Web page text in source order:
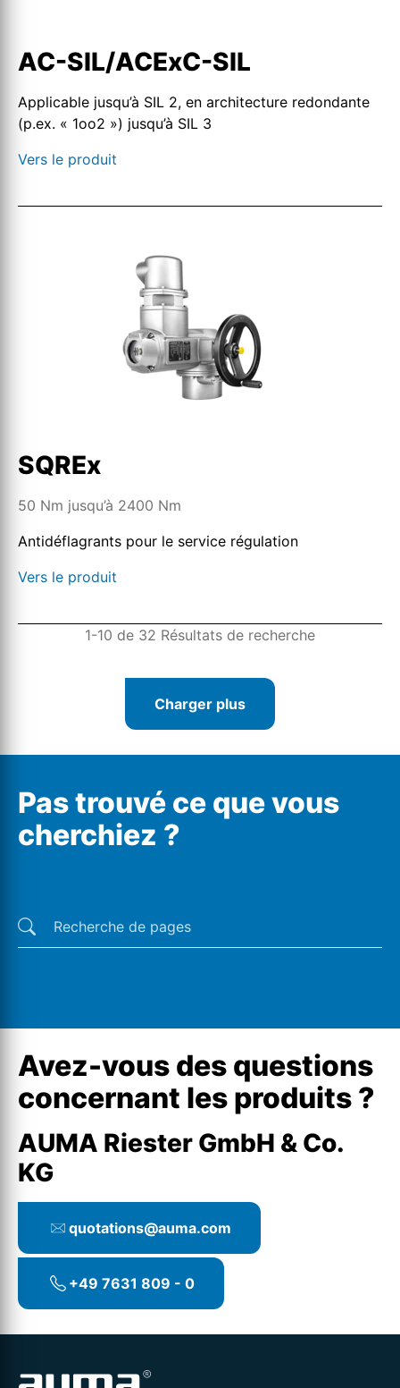
AC-SIL/ACExC-SIL
Applicable jusqu’à SIL 2, en architecture redondante
(p.ex. « 1oo2 ») jusqu’à SIL 3
Vers le produit
SQREx
50 Nm jusqu’à 2400 Nm
Antidéflagrants pour le service régulation
Vers le produit
1-10 de 32 Résultats de recherche
Charger plus
Pas trouvé ce que vous
cherchiez ?
Avez-vous des questions
concernant les produits ?
AUMA Riester GmbH & Co.
KG
quotations@auma.com
+49 7631 809 - 0